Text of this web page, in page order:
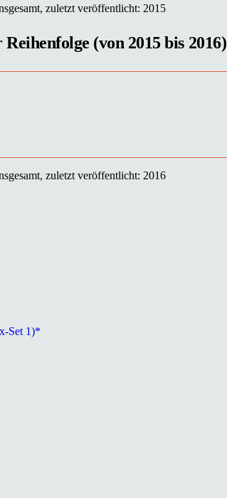
zuletzt veröffentlicht: 2015
(von 2015 bis 2016)
zuletzt veröffentlicht: 2016
Set 1)*